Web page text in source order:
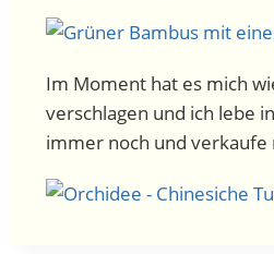
Im Moment hat es mich
verschlagen und ich lebe
immer noch und